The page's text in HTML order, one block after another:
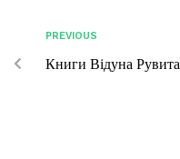
PREVIOUS
Книги Відуна Рувита